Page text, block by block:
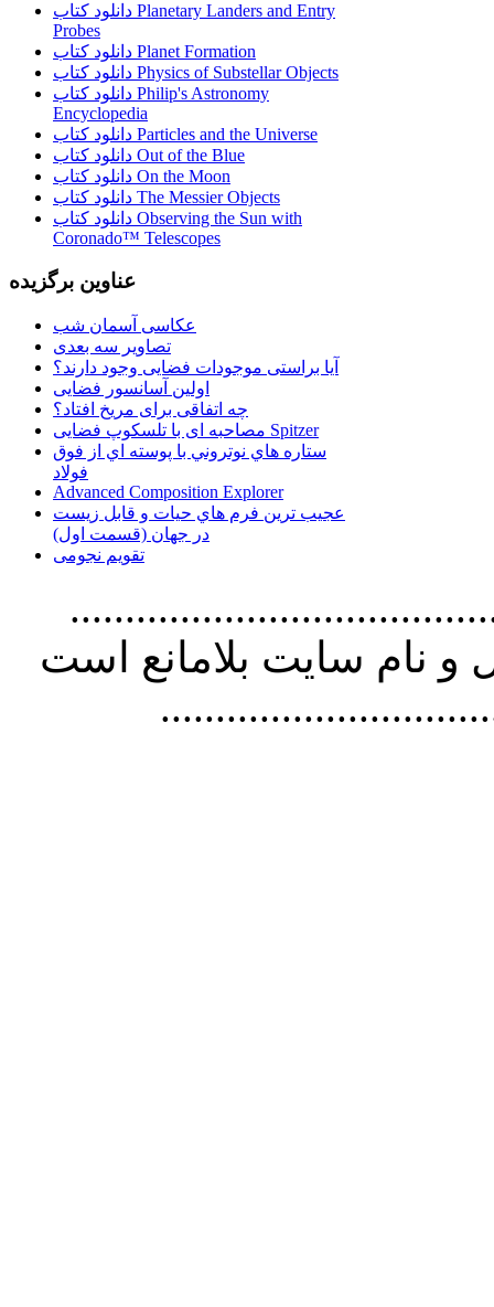
دانلود کتاب Planetary Landers and Entry
Probes
دانلود کتاب Planet Formation
دانلود کتاب Physics of Substellar Objects
دانلود کتاب Philip's Astronomy
Encyclopedia
دانلود کتاب Particles and the Universe
دانلود کتاب Out of the Blue
دانلود کتاب On the Moon
دانلود کتاب The Messier Objects
دانلود کتاب Observing the Sun with
Coronado™ Telescopes
عناوین برگزیده
عکاسی آسمان شب
تصاویر سه بعدی
آیا براستی موجودات فضایی وجود دارند؟
اولین آسانسور فضایی
چه اتفاقی برای مریخ افتاد؟
مصاحبه ای با تلسکوپ فضایی Spitzer
ستاره هاي نوتروني با پوسته اي از فوق
فولاد
Advanced Composition Explorer
عجیب ترین فرم هاي حيات و قابل زيست
در جهان (قسمت اول)
تقویم نجومی
استفاده از
نام سايت بلامانع است